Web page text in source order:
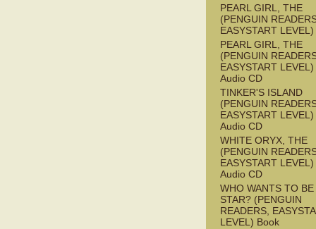
PEARL GIRL, THE
(PENGUIN
EASYSTART
PEARL GIRL, THE
(PENGUIN
EASYSTART
Audio CD
TINKER'S ISLAND
(PENGUIN
EASYSTART
Audio CD
WHITE ORYX, THE
(PENGUIN
EASYSTART
Audio CD
WHO WANTS TO BE
STAR? (PENGUIN
READERS,
LEVEL) Book